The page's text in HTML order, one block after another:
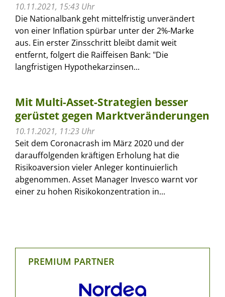
10.11.2021, 15:43 Uhr
Die Nationalbank geht mittelfristig unverändert
von einer Inflation spürbar unter der 2%-Marke
aus. Ein erster Zinsschritt bleibt damit weit
entfernt, folgert die Raiffeisen Bank: "Die
langfristigen Hypothekarzinsen...
Mit Multi-Asset-Strategien besser
gerüstet gegen Marktveränderungen
10.11.2021, 11:23 Uhr
Seit dem Coronacrash im März 2020 und der
darauffolgenden kräftigen Erholung hat die
Risikoaversion vieler Anleger kontinuierlich
abgenommen. Asset Manager Invesco warnt vor
einer zu hohen Risikokonzentration in...
PREMIUM PARTNER